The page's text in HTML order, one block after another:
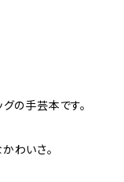
の手芸本です。
わいさ。